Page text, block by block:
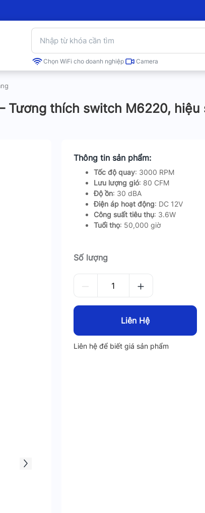
Chọn WiFi cho doanh nghiệp Camera
Tương thích switch M6220, hiệu
Thông tin sản phẩm:
Tốc độ quay: 3000 RPM
Lưu lượng gió: 80 CFM
Độ ồn: 30 dBA
Điện áp hoạt động: DC 12V
Công suất tiêu thụ: 3.6W
Tuổi thọ: 50,000 giờ
Số lượng
Liên Hệ
Liên hệ để biết giá sản phẩm